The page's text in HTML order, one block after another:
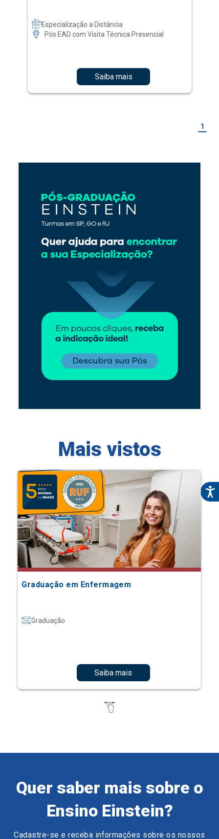
Especialização a Distância
Pós EAD com Visita Técnica Presencial
Saiba mais
1
Mais vistos
Graduação em Enfermagem
Graduação
Saiba mais
Quer saber mais sobre o
Ensino Einstein?
Cadastre-se e receba informações sobre os nossos